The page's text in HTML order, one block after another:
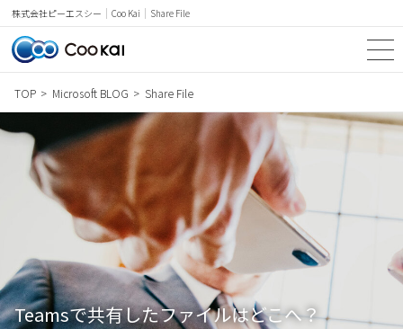
株式会社ピーエスシー Coo Kai Share File
TOP
SERVICE
NEWS & TOPICS
Microsoft BLOG
PRICE
CASE STUDY
TOP Microsoft BLOG Share File
Teamsで共有したファイルはどこへ？